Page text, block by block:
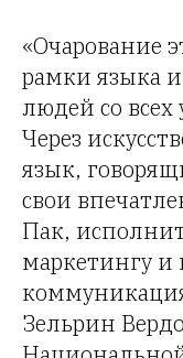
«Очарование
рамки языка
людей со всех
Через
язык,
свои
Пак,
маркетингу
Зельрин